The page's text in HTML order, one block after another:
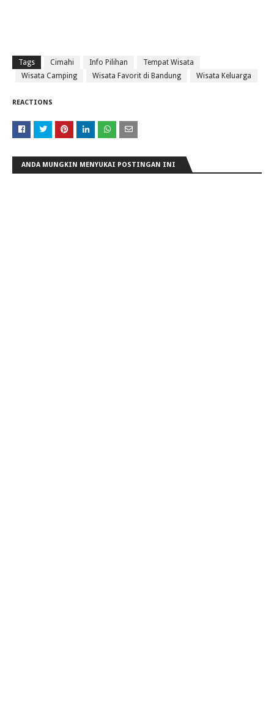
Tags Cimahi Info Pilihan
Tempat Wisata
Wisata Camping
Wisata Favorit di Bandung Wisata Keluarga
REACTIONS
ANDA MUNGKIN MENYUKAI POSTINGAN INI